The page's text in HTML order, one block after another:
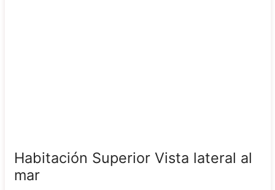
Habitación Superior Vista lateral al
mar